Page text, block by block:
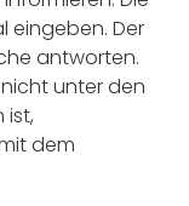
eingeben. Der
antworten.
unter den
ist,
dem